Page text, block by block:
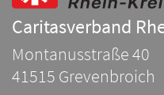
Caritasverband
Montanusstraße 40
41515 Grevenbroich